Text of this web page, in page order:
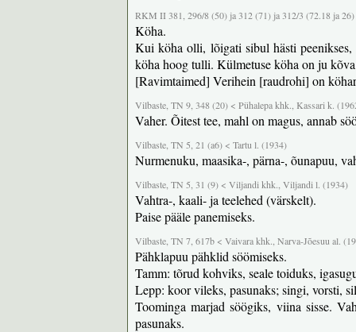
RKM II 381, 296/8 (50) ja 312 (71) ja 312/3 (72.18 ja
Köha.
Kui köha olli, lõigati sibul hästi
köha hoog tulli. Külmetuse köha on ju
[Ravimtaimed] Verihein [raudrohi] on
Vilbaste, TN 9, 348 (20) < Pühalepa khk., Kassari k.
Vaher. Õitest tee, mahl on magus, annab
Vilbaste, TN 5, 21 (a6) < Tartu l. (1934)
Nurmenuku, maasika-, pärna-, õunapuu,
Vilbaste, TN 5, 31 (9) < Viljandi khk., Viljandi l. (1934)
Vahtra-, kaali- ja teelehed (värskelt).
Paise pääle panemiseks.
Vilbaste, TN 7, 617b < Vaivara khk., Narva-Jõesuu al.
Pähklapuu pähklid söömiseks.
Tamm: tõrud kohviks, seale toiduks,
Lepp: koor vileks, pasunaks; singi, vorsti,
Toominga marjad söögiks, viina sisse.
pasunaks.